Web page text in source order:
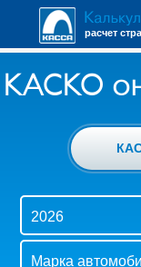
расчет
КАСКО